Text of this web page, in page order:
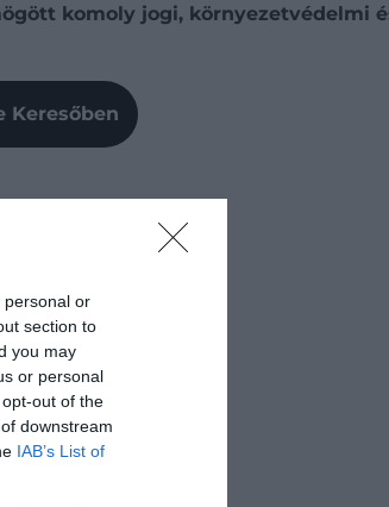
personal or
section to
you may
or personal
out of the
downstream
IAB’s List of
komoly jogi, környezetvédelmi
Keresőben